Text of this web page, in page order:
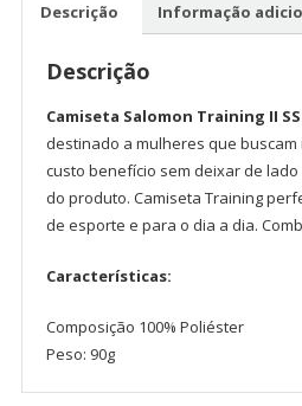
Descrição Informação
Descrição
Camiseta Salomon Training II SS
destinado a mulheres que
custo benefício sem deixar de
do produto. Camiseta Training
de esporte e para o dia a dia.
Características:
Composição 100% Poliéster
Peso: 90g